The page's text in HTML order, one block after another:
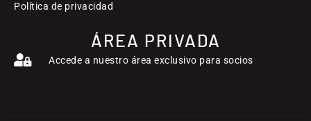
Política de privacidad
ÁREA PRIVADA
Accede a nuestro área exclusivo para socios